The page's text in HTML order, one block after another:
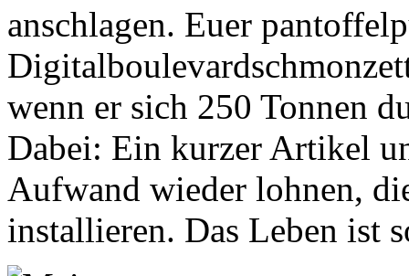
anschlagen. Euer
wenn er sich 250 Tonnen
Dabei: Ein kurzer Artikel
Aufwand wieder lohnen,
installieren. Das Leben ist